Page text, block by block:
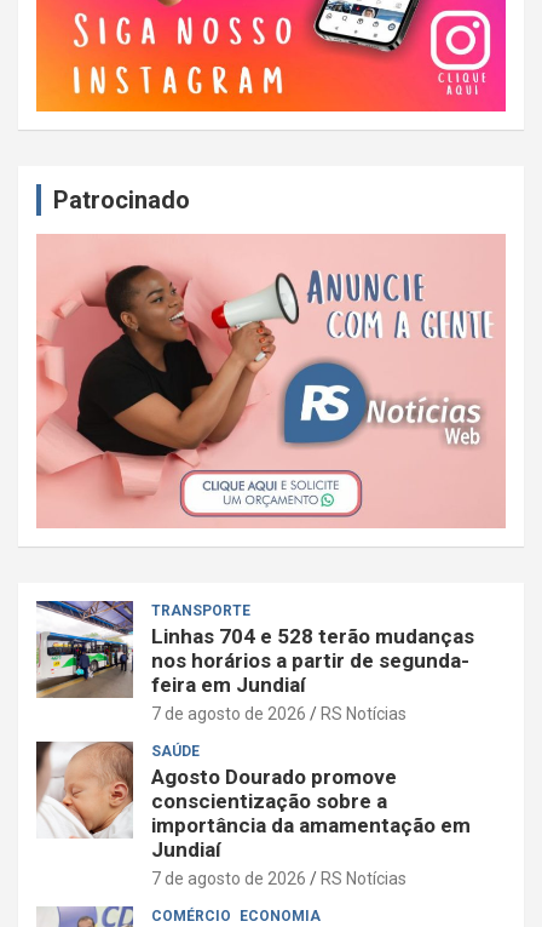
Patrocinado
TRANSPORTE
Linhas 704 e 528 terão mudanças
nos horários a partir de segunda-
feira em Jundiaí
7 de agosto de 2026 RS Notícias
SAÚDE
Agosto Dourado promove
conscientização sobre a
importância da amamentação em
Jundiaí
7 de agosto de 2026 RS Notícias
COMÉRCIO ECONOMIA